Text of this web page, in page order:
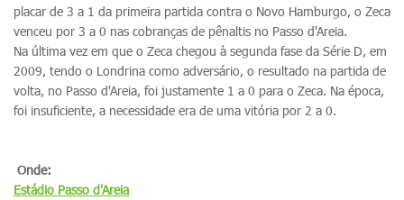
placar de 3 a 1 da primeira partida contra o Novo Hamburgo, o Zeca
venceu por 3 a 0 nas cobranças de pênaltis no Passo d'Areia.
Na última vez em que o Zeca chegou à segunda fase da Série D, em
2009, tendo o Londrina como adversário, o resultado na partida de
volta, no Passo d'Areia, foi justamente 1 a 0 para o Zeca. Na época,
foi insuficiente, a necessidade era de uma vitória por 2 a 0.
Onde:
Estádio Passo d'Areia